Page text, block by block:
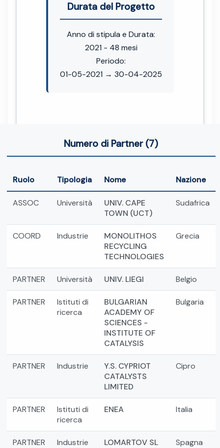
Durata del Progetto
Anno di stipula e Durata:
2021 - 48 mesi
Periodo:
01-05-2021 → 30-04-2025
Numero di Partner (7)
Ruolo Tipologia Nome Nazione
ASSOC Università
UNIV. CAPE
TOWN (UCT)
Sudafrica
COORD Industrie
MONOLITHOS
RECYCLING
TECHNOLOGIES
Grecia
PARTNER Università UNIV. LIEGI Belgio
PARTNER
Istituti di
ricerca
BULGARIAN
ACADEMY OF
SCIENCES -
INSTITUTE OF
CATALYSIS
Bulgaria
PARTNER Industrie
Y.S. CYPRIOT
CATALYSTS
LIMITED
Cipro
PARTNER
Istituti di
ricerca
ENEA Italia
PARTNER Industrie LOMARTOV SL Spagna